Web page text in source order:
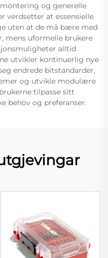
og generelle
verdsetter at essensielle
uten at de må bære med
mens uformelle brukere
alltid
utvikler kontinuerlig nye
endrede bitstandarder,
og utvikle modulære
tilpasse sitt
behov og preferanser.